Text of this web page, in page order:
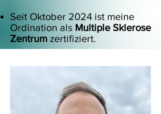
Seit Oktober 2024 ist meine
Ordination als Multiple Sklerose
Zentrum zertifiziert.